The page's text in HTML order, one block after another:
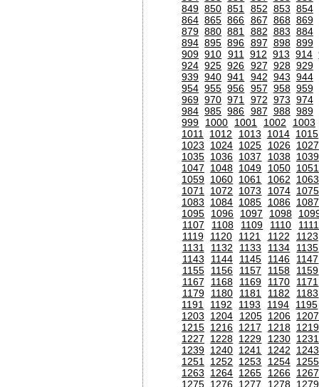
849 850 851 852 853 854
864 865 866 867 868 869
879 880 881 882 883 884
894 895 896 897 898 899
909 910 911 912 913 914
924 925 926 927 928 929
939 940 941 942 943 944
954 955 956 957 958 959
969 970 971 972 973 974
984 985 986 987 988 989
999
1000 1001 1002
1003
1011
1012 1013 1014 1015
1023
1024 1025 1026 1027
1035 1036 1037 1038 1039
1047
1048 1049 1050 1051
1059 1060 1061 1062
1063
1071
1072 1073 1074 1075
1083
1084 1085 1086 1087
1095
1096 1097 1098
1107
1108 1109 1110
1111
1119
1120 1121 1122
1123
1131
1132 1133 1134
1135
1143
1144 1145 1146
1147
1155
1156 1157 1158
1159
1167
1168 1169 1170
1171
1179
1180 1181 1182
1183
1191
1192 1193 1194
1195
1203
1204 1205 1206 1207
1215 1216 1217 1218 1219
1227
1228 1229 1230 1231
1239 1240 1241 1242
1243
1251
1252 1253 1254 1255
1263
1264 1265 1266 1267
1275 1276 1277 1278 1279